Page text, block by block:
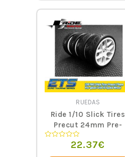
RUEDAS
Ride 1/10 Slick Tires
Precut 24mm Pre-
glued with 10 Spoke
Wheel White, 4pcs.
22.37€